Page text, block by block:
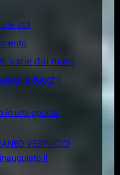
utili
varie dal mare
e luoghi
in una goccia.
VESPUCCI
il